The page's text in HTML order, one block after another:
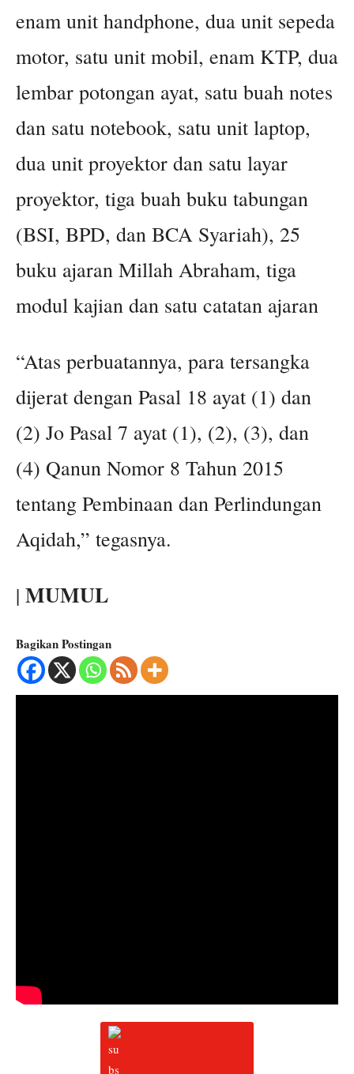
enam unit handphone, dua unit sepeda
motor, satu unit mobil, enam KTP, dua
lembar potongan ayat, satu buah notes
dan satu notebook, satu unit laptop,
dua unit proyektor dan satu layar
proyektor, tiga buah buku tabungan
(BSI, BPD, dan BCA Syariah), 25
buku ajaran Millah Abraham, tiga
modul kajian dan satu catatan ajaran
“Atas perbuatannya, para tersangka
dijerat dengan Pasal 18 ayat (1) dan
(2) Jo Pasal 7 ayat (1), (2), (3), dan
(4) Qanun Nomor 8 Tahun 2015
tentang Pembinaan dan Perlindungan
Aqidah,” tegasnya.
| MUMUL
Bagikan Postingan